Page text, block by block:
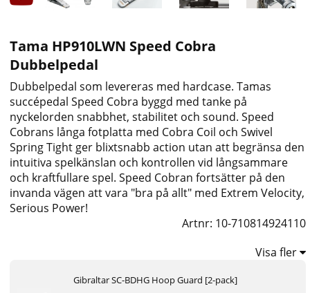
Tama HP910LWN Speed Cobra
Dubbelpedal
Dubbelpedal som levereras med hardcase. Tamas
succépedal Speed Cobra byggd med tanke på
nyckelorden snabbhet, stabilitet och sound. Speed
Cobrans långa fotplatta med Cobra Coil och Swivel
Spring Tight ger blixtsnabb action utan att begränsa den
intuitiva spelkänslan och kontrollen vid långsammare
och kraftfullare spel. Speed Cobran fortsätter på den
invanda vägen att vara "bra på allt" med Extrem Velocity,
Serious Power!
Artnr: 10-710814924110
Visa fler
Gibraltar SC-BDHG Hoop Guard [2-pack]